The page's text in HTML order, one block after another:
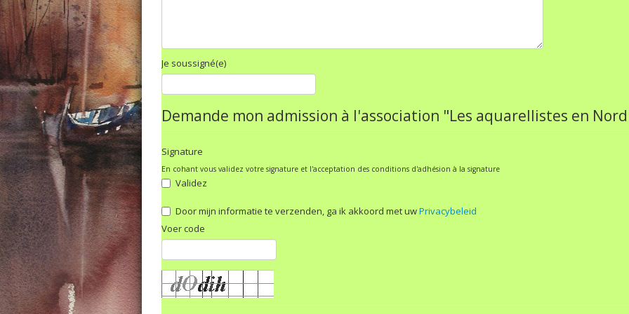
Je soussigné(e)
Demande mon admission à l'association "Les aquarellistes en
Signature
En cohant vous validez votre signature et l'acceptation des conditions d'adhésion à la signature
Validez
Door mijn informatie te verzenden, ga ik akkoord met uwPrivacybeleid
Voer code